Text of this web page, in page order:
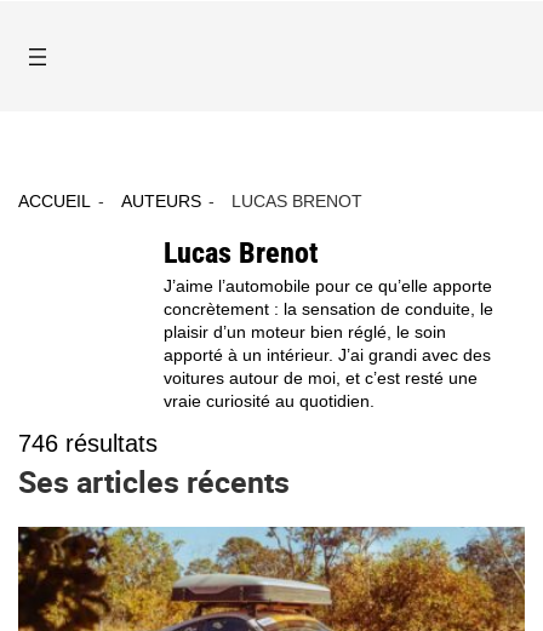
ACCUEIL AUTEURS LUCAS BRENOT
Lucas Brenot
J’aime l’automobile pour ce qu’elle apporte
concrètement : la sensation de conduite, le
plaisir d’un moteur bien réglé, le soin
apporté à un intérieur. J’ai grandi avec des
voitures autour de moi, et c’est resté une
vraie curiosité au quotidien.
746 résultats
Ses articles récents